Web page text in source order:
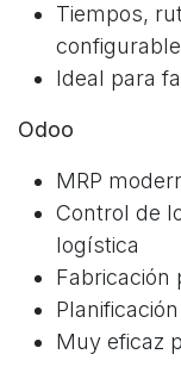
Tiempos,
Ideal para
Odoo
MRP
Control de
logística
Fabricación
Muy eficaz